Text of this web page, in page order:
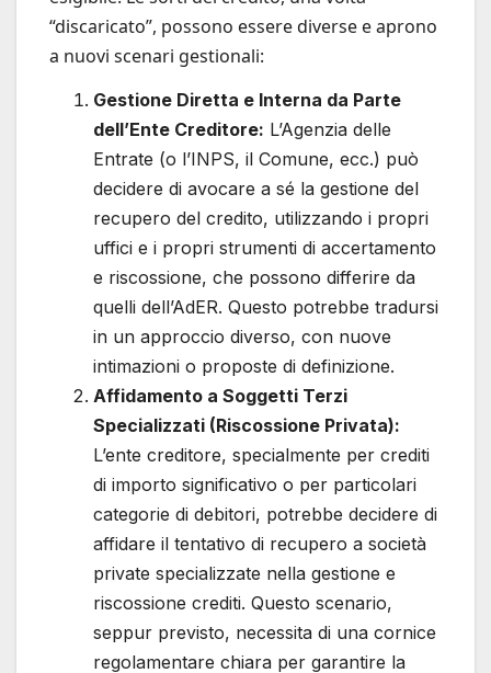
“discaricato”, possono essere diverse e aprono
a nuovi scenari gestionali:
Gestione Diretta e Interna da Parte
dell’Ente Creditore: L’Agenzia delle
Entrate (o l’INPS, il Comune, ecc.) può
decidere di avocare a sé la gestione del
recupero del credito, utilizzando i propri
uffici e i propri strumenti di accertamento
e riscossione, che possono differire da
quelli dell’AdER. Questo potrebbe tradursi
in un approccio diverso, con nuove
intimazioni o proposte di definizione.
Affidamento a Soggetti Terzi
Specializzati (Riscossione Privata):
L’ente creditore, specialmente per crediti
di importo significativo o per particolari
categorie di debitori, potrebbe decidere di
affidare il tentativo di recupero a società
private specializzate nella gestione e
riscossione crediti. Questo scenario,
seppur previsto, necessita di una cornice
regolamentare chiara per garantire la